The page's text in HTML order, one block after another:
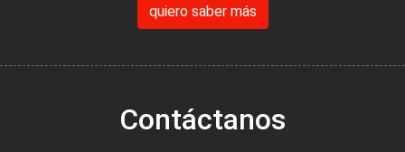
quiero saber más
Contáctanos